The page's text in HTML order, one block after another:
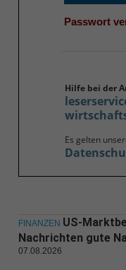
Passwort
Hilfe bei der
Es gelten
FINANZEN US-
Nachrichten gute
07.08.2026